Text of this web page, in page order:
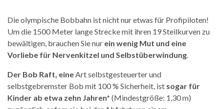
Die olympische Bobbahn ist nicht nur etwas für Profipiloten!
Um die 1500 Meter lange Strecke mit ihren 19 Steilkurven zu
bewältigen, brauchen Sie nur ein wenig Mut und eine
Vorliebe für Nervenkitzel und Selbstüberwindung
Der Bob Raft, eine Art selbstgesteuerter und
selbstgebremster Bob mit 100 % Sicherheit, ist sogar für
Kinder ab etwa zehn Jahren* (Mindestgröße: 1,30 m)